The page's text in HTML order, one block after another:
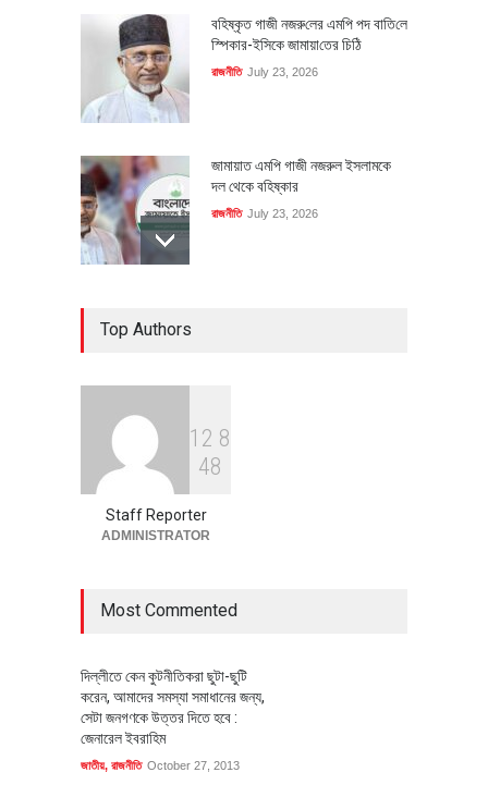
বহিষ্কৃত গাজী নজরু‌লের এম‌পি পদ বা‌তি‌লে
স্পিকার-ইসিকে জামায়া‌তের চি‌ঠি
রাজনীতি July 23, 2026
জামায়াত এমপি গাজী নজরুল ইসলামকে
দল থেকে বহিষ্কার
রাজনীতি July 23, 2026
বৈশ্বিক প্রতিযোগিতা সক্ষমতা বাড়াতে
পোশাক শিল্পে নতুন উদ্যোগ
Top Authors
1 2 8
48
Staff Reporter
ADMINISTRATOR
Most Commented
দিল্লীতে কেন কুটনীতিকরা ছুটা-ছুটি
করেন, আমাদের সমস্যা সমাধানের জন্য,
সেটা জনগণকে উত্তর দিতে হবে :
জেনারেল ইবরাহিম
জাতীয়, রাজনীতি October 27, 2013